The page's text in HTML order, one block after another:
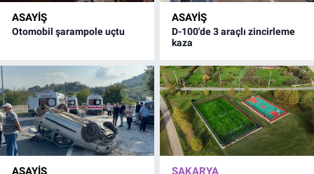
ASAYİŞ
Otomobil şarampole uçtu
ASAYİŞ
D-100'de 3 araçlı zincirleme
kaza
ASAYİŞ SAKARYA